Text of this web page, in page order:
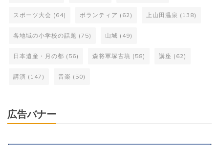
スポーツ大会 (64) ボランティア (62) 上山田温泉 (138)
各地域の小学校の話題 (75) 山城 (49)
日本遺産・月の都 (56) 森将軍塚古墳 (58) 講座 (62)
講演 (147) 音楽 (50)
広告バナー